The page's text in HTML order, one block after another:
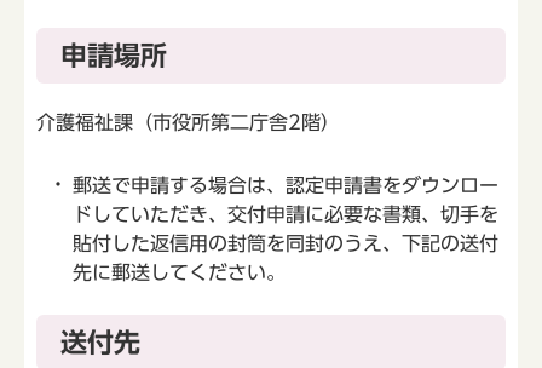
申請場所
介護福祉課（市役所第二庁舎2階）
郵送で申請する場合は、認定申請書をダウンロー
ドしていただき、交付申請に必要な書類、切手を
貼付した返信用の封筒を同封のうえ、下記の送付
先に郵送してください。
送付先